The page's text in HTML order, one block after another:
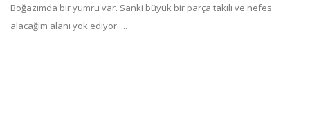
Boğazımda bir yumru var. Sanki büyük bir parça takılı ve nefes
alacağım alanı yok ediyor. ...